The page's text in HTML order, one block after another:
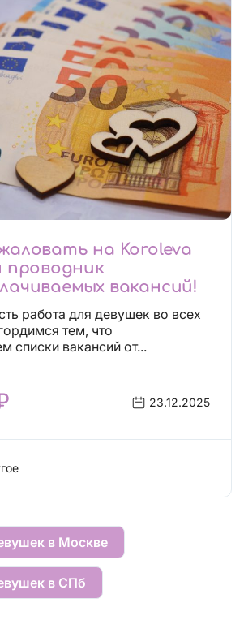
на Koroleva
проводник
вакансий!
работа для девушек во всех
тем, что
списки вакансий от...
23.12.2025
в Москве
в СПб